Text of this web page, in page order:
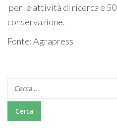
per le attività di ricerca e
conservazione.
Fonte: Agrapress